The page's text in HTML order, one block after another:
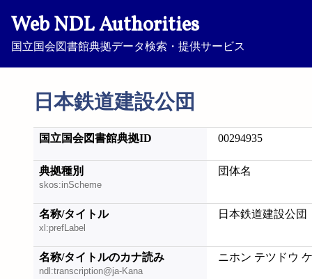
Web NDL Authorities
国立国会図書館典拠データ検索・提供サービス
日本鉄道建設公団
国立国会図書館典拠ID 00294935
典拠種別
skos:inScheme
団体名
名称/タイトル
xl:prefLabel
日本鉄道建設公団
名称/タイトルのカナ読み
ndl:transcription@ja-Kana
ニホン テツドウ